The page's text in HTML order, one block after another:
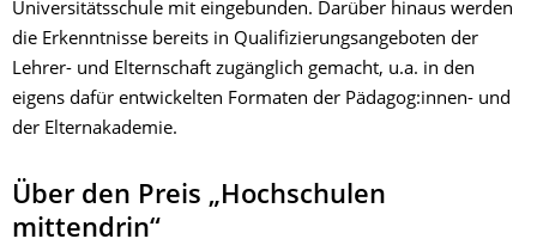
Universitätsschule mit eingebunden. Darüber hinaus werden
die Erkenntnisse bereits in Qualifizierungsangeboten der
Lehrer- und Elternschaft zugänglich gemacht, u.a. in den
eigens dafür entwickelten Formaten der Pädagog:innen- und
der Elternakademie.
Über den Preis „Hochschulen
mittendrin“